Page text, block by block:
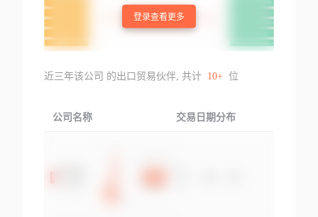
登录查看更多
近三年该公司 的出口贸易伙伴, 共计 10+ 位
公司名称 交易日期分布